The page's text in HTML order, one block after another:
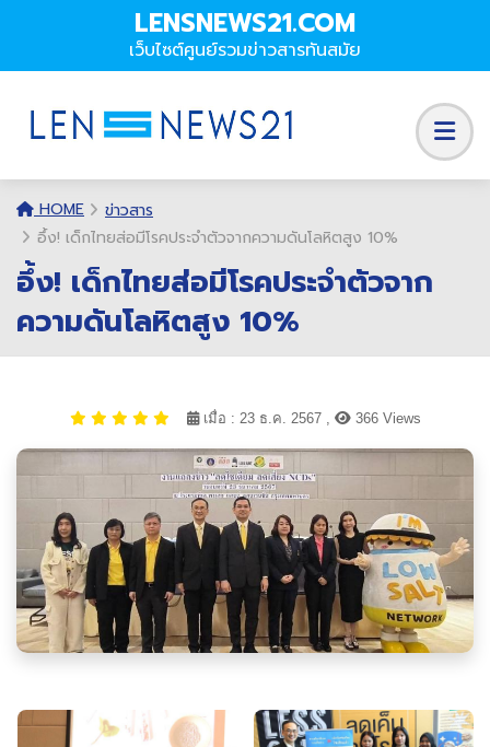
LENSNEWS21.COM
เว็บไซต์ศูนย์รวมข่าวสารทันสมัย
HOME
ข่าวสาร
อึ้ง! เด็กไทยส่อมีโรคประจำตัวจากความดันโลหิตสูง 10%
อึ้ง! เด็กไทยส่อมีโรคประจำตัวจาก
ความดันโลหิตสูง 10%
เมื่อ : 23 ธ.ค. 2567 , 366 Views